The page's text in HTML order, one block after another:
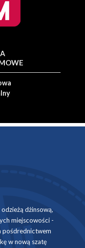
dżinsową,
miejscowości -
pośdrednictwem
w nową szatę